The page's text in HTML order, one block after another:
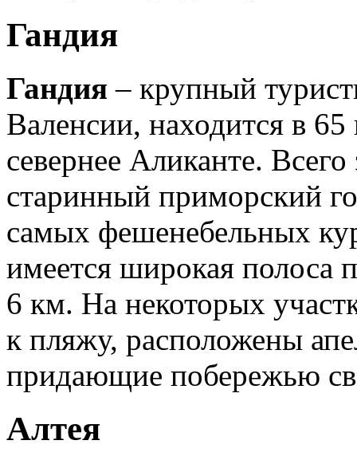
Гандия
Гандия– крупный
Валенсии, находится в
севернее Аликанте. Всего
старинный приморский
самых фешенебельных
имеется широкая полоса
6 км. На некоторых
к пляжу, расположены
придающие побережью
Алтея